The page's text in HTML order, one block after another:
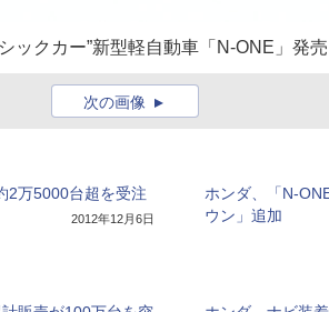
ックカー”新型軽自動車「N-ONE」発
次の画像
2万5000台超を受注
2012年12月6日
ホンダ、「N-
ウン」追加